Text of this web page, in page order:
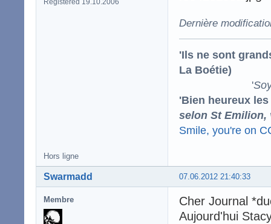
Registered 19.10.2006
Dernière
'Ils ne sont
La Boétie)
'
'Bien heureux
selon St Emilion,
Smile, you're on
Hors ligne
07.06.2012 21:40:33
Swarmadd
Membre
Cher Journal
Aujourd'hui